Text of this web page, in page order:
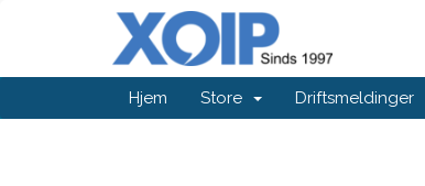
Hjem Store Driftsmeldinger